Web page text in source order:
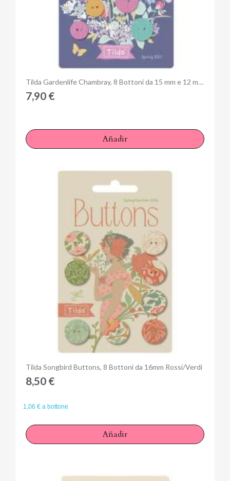
Anteprima Tilda Gardenlife Chambray, 8 Bottoni da 15 mm e 12 mm Ricoperti in Tessuto
7,90 €
Añadir
Anteprima
Tilda Songbird Buttons, 8 Bottoni da 16mm Rossi/Verdi
8,50 €
1,06 € a bottone
Añadir